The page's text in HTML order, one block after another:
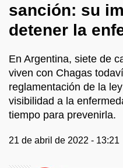
sanción: su
detener la
En Argentina, siete de
viven con Chagas
reglamentación de la
visibilidad a la
tiempo para prevenirla.
21 de abril de 2022 - 13:21